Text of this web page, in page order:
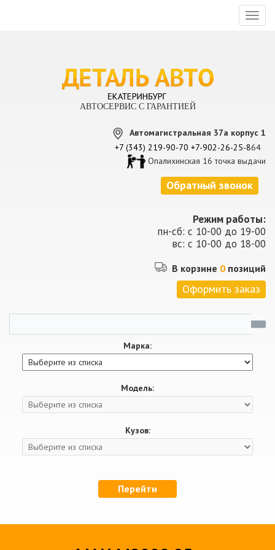
АВТОСЕРВИС С ГАРАНТИЕЙ
Автомагистральная 37а корпус 1
+7 (343) 219-90-70 +7-902-26-25-864
Опалихинская 16 точка выдачи
Обратный звонок
Режим работы:
пн-сб: с 10-00 до 19-00
вс: с 10-00 до 18-00
В корзине 0 позиций
Оформить заказ
Марка:
Модель:
Кузов:
Перейти